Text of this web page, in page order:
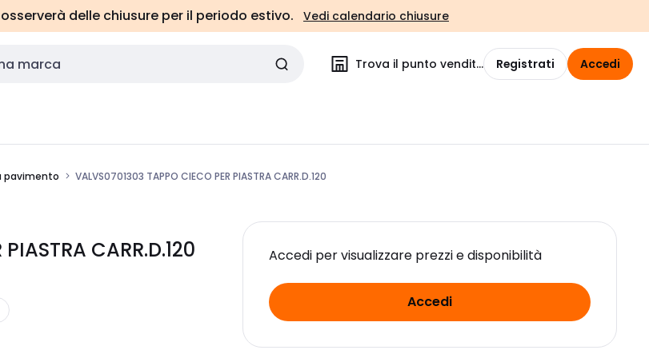
delle chiusure per il periodo estivo. Vedi calendario chiusure
Trova il punto vendita Registrati Accedi
pavimento VALVS0701303 TAPPO CIECO PER PIASTRA CARR.D.120
CARR.D.120 Accedi per visualizzare prezzi e disponibilità
Accedi